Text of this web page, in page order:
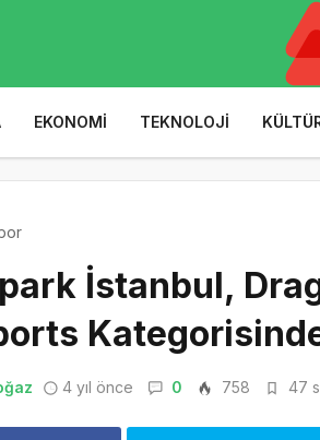
EKONOMI TEKNOLOJI
İstanbul,
4 yıl önce 0 758 47